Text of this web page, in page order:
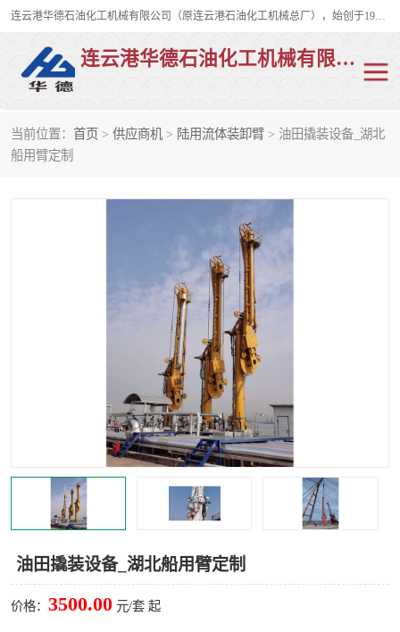
连云港华德石油化工机械有限公司（原连云港石油化工机械总厂），始创于1982年，是从事码头船用流体装卸臂、陆用流体装卸臂（鹤管）、活动梯、钢构平台、定量装车系统等全系列流体装卸设备的设计、制造、销售以及服务的专业供应商。
连云港华德石油化工机械有限公司
当前位置： 首页 > 供应商机 > 陆用流体装卸臂 > 油田撬装设备_湖北
船用臂定制
油田撬装设备_湖北船用臂定制
价格： 3500.00 元/套 起
陆用流体装卸臂
液氯鹤管
活动梯
卸车鹤管
输油臂
火车鹤管
顶部鹤管
低温鹤管
浮动出油装置